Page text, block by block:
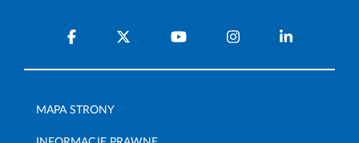
MAPA STRONY